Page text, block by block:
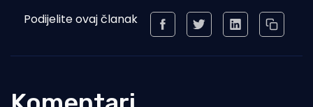
Podijelite ovaj članak